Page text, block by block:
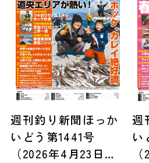
週刊釣り新聞ほっか
いどう第1441号
（2026年4月23日発
週
い